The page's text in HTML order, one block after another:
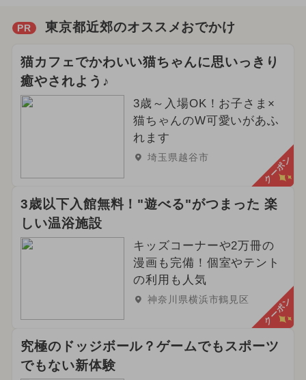
PR 東京都近郊のオススメおでかけ
猫カフェでかわいい猫ちゃんに思いっきり
癒やされよう♪
3歳～入場OK！お子さま×
猫ちゃんのW可愛いがあふ
れます
埼玉県越谷市 クーポン
3歳以下入館無料！"遊べる"がつまった 楽
しい温浴施設
キッズコーナーや2万冊の
漫画も完備！個室やテント
の利用も人気
神奈川県横浜市鶴見区 クーポン
究極のドッジボール？ゲームでもスポーツ
でもない新体験